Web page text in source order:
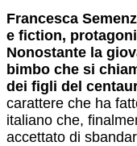
Francesca
e fiction,
Nonostante la
bimbo che si
dei figli del
carattere che ha
italiano che,
accettato di